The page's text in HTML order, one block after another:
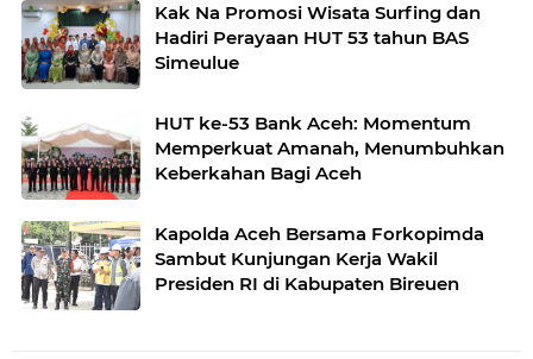
Kak Na Promosi Wisata Surfing dan
Hadiri Perayaan HUT 53 tahun BAS
Simeulue
HUT ke-53 Bank Aceh: Momentum
Memperkuat Amanah, Menumbuhkan
Keberkahan Bagi Aceh
Kapolda Aceh Bersama Forkopimda
Sambut Kunjungan Kerja Wakil
Presiden RI di Kabupaten Bireuen